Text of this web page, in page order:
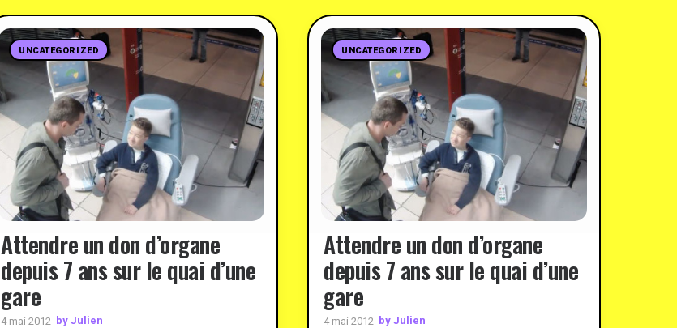
UNCATEGORIZED
Attendre un don d’organe
depuis 7 ans sur le quai d’une
gare
4 mai 2012 by Julien
UNCATEGORIZED
Attendre un don d’organe
depuis 7 ans sur le quai d’une
gare
4 mai 2012 by Julien